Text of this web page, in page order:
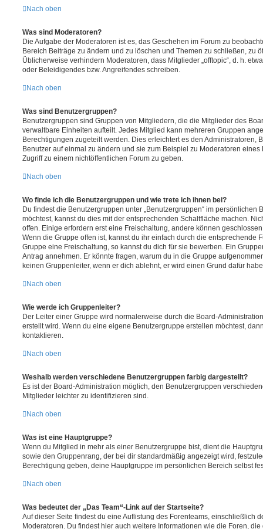
Nach oben
Was sind Moderatoren?
Die Aufgabe der Moderatoren ist es, das Geschehen im Forum zu
Bereich Beiträge zu ändern und zu löschen und Themen zu schließen, zu
Üblicherweise verhindern Moderatoren, dass Mitglieder „offtopic“, d. h.
oder Beleidigendes bzw. Angreifendes schreiben.
Nach oben
Was sind Benutzergruppen?
Benutzergruppen sind Gruppen von Mitgliedern, die die Mitglieder des
verwaltbare Einheiten aufteilt. Jedes Mitglied kann mehreren Gruppen
Berechtigungen zugeteilt werden. Dies erleichtert es den Administratoren,
Benutzer auf einmal zu ändern und sie zum Beispiel zu Moderatoren
Zugriff zu einem nichtöffentlichen Forum zu geben.
Nach oben
Wo finde ich die Benutzergruppen und wie trete ich ihnen bei?
Du findest die Benutzergruppen unter „Benutzergruppen“ im persönlichen
möchtest, kannst du dies mit der entsprechenden Schaltfläche machen.
offen. Einige erfordern erst eine Freischaltung, andere können
Wenn die Gruppe offen ist, kannst du ihr einfach durch die entsprechende
Gruppe eine Freischaltung, so kannst du dich für sie bewerben. Ein
Antrag annehmen. Er könnte fragen, warum du in die Gruppe
keinen Gruppenleiter, wenn er dich ablehnt, er wird einen Grund dafür
Nach oben
Wie werde ich Gruppenleiter?
Der Leiter einer Gruppe wird normalerweise durch die Board-
erstellt wird. Wenn du eine eigene Benutzergruppe erstellen möchtest,
kontaktieren.
Nach oben
Weshalb werden verschiedene Benutzergruppen farbig dargestellt?
Es ist der Board-Administration möglich, den Benutzergruppen
Mitglieder leichter zu identifizieren sind.
Nach oben
Was ist eine Hauptgruppe?
Wenn du Mitglied in mehr als einer Benutzergruppe bist, dient die
sowie den Gruppenrang, der bei dir standardmäßig angezeigt wird,
Berechtigung geben, deine Hauptgruppe im persönlichen Bereich selbst
Nach oben
Was bedeutet der „Das Team“-Link auf der Startseite?
Auf dieser Seite findest du eine Auflistung des Forenteams, einschließlich
Moderatoren. Du findest hier auch weitere Informationen wie die Foren,